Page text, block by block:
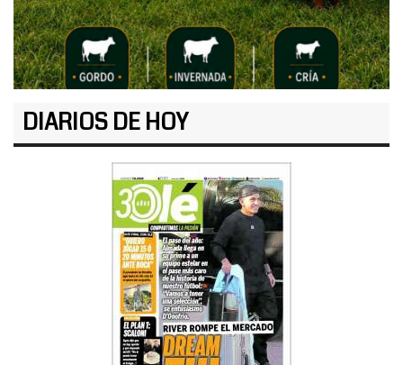
DIARIOS DE HOY